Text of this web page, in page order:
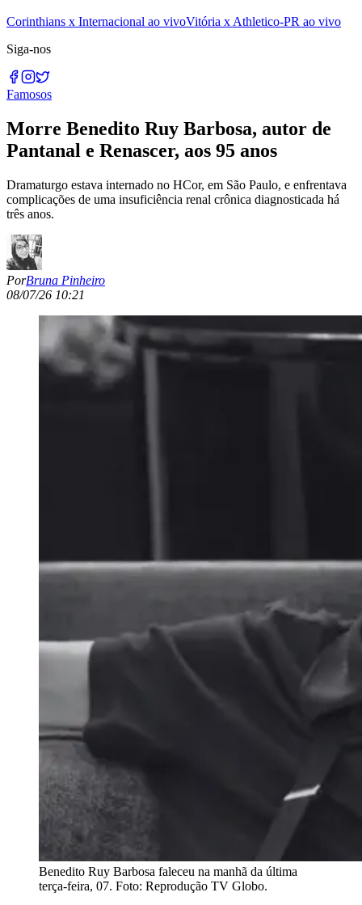
Corinthians x Internacional ao vivoVitória x Athletico-PR ao vivo
Siga-nos
Famosos
Morre Benedito Ruy Barbosa, autor de
Pantanal e Renascer, aos 95 anos
Dramaturgo estava internado no HCor, em São Paulo, e enfrentava
complicações de uma insuficiência renal crônica diagnosticada há
três anos.
PorBruna Pinheiro
08/07/26 10:21
Benedito Ruy Barbosa faleceu na manhã da última
terça-feira, 07. Foto: Reprodução TV Globo.